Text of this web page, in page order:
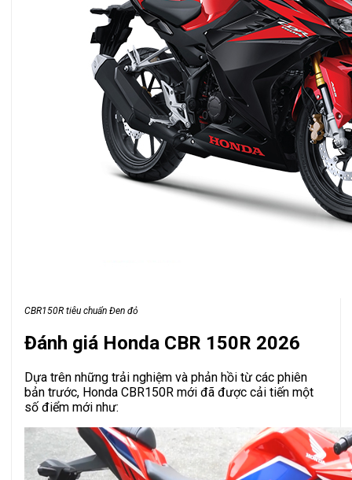
CBR150R tiêu chuẩn Đen đỏ
Đánh giá Honda CBR 150R 2026
Dựa trên những trải nghiệm và phản hồi từ các phiên
bản trước, Honda CBR150R mới đã được cải tiến một
số điểm mới như: